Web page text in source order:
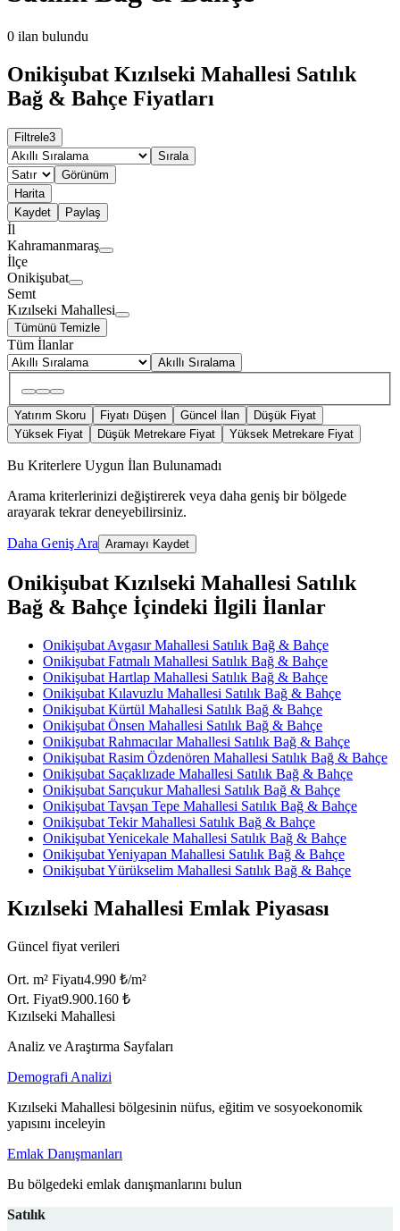
0 ilan bulundu
Onikişubat Kızılseki Mahallesi Satılık
Bağ & Bahçe Fiyatları
Filtrele3
Sırala
Görünüm
Harita
Kaydet
Paylaş
İl
Kahramanmaraş
İlçe
Onikişubat
Semt
Kızılseki Mahallesi
Tümünü Temizle
Tüm İlanlar
Akıllı Sıralama
Yatırım Skoru Fiyatı Düşen Güncel İlan
Düşük Fiyat
Yüksek Fiyat
Düşük Metrekare Fiyat Yüksek Metrekare Fiyat
Bu Kriterlere Uygun İlan Bulunamadı
Arama kriterlerinizi değiştirerek veya daha geniş bir bölgede
arayarak tekrar deneyebilirsiniz.
Daha Geniş Ara Aramayı Kaydet
Onikişubat Kızılseki Mahallesi Satılık
Bağ & Bahçe İçindeki İlgili İlanlar
Onikişubat Avgasır Mahallesi Satılık Bağ & Bahçe
Onikişubat Fatmalı Mahallesi Satılık Bağ & Bahçe
Onikişubat Hartlap Mahallesi Satılık Bağ & Bahçe
Onikişubat Kılavuzlu Mahallesi Satılık Bağ & Bahçe
Onikişubat Kürtül Mahallesi Satılık Bağ & Bahçe
Onikişubat Önsen Mahallesi Satılık Bağ & Bahçe
Onikişubat Rahmacılar Mahallesi Satılık Bağ & Bahçe
Onikişubat Rasim Özdenören Mahallesi Satılık Bağ & Bahçe
Onikişubat Saçaklızade Mahallesi Satılık Bağ & Bahçe
Onikişubat Sarıçukur Mahallesi Satılık Bağ & Bahçe
Onikişubat Tavşan Tepe Mahallesi Satılık Bağ & Bahçe
Onikişubat Tekir Mahallesi Satılık Bağ & Bahçe
Onikişubat Yenicekale Mahallesi Satılık Bağ & Bahçe
Onikişubat Yeniyapan Mahallesi Satılık Bağ & Bahçe
Onikişubat Yürükselim Mahallesi Satılık Bağ & Bahçe
Kızılseki Mahallesi Emlak Piyasası
Güncel fiyat verileri
Ort. m² Fiyatı4.990 ₺/m²
Ort. Fiyat9.900.160 ₺
Kızılseki Mahallesi
Analiz ve Araştırma Sayfaları
Demografi Analizi
Kızılseki Mahallesi bölgesinin nüfus, eğitim ve sosyoekonomik
yapısını inceleyin
Emlak Danışmanları
Bu bölgedeki emlak danışmanlarını bulun
Satılık